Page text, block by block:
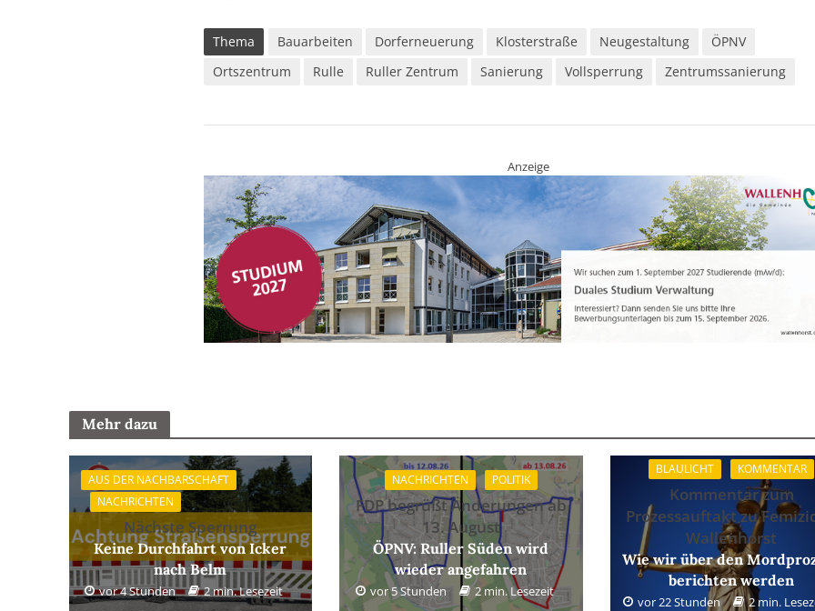
Thema Bauarbeiten Dorferneuerung Klosterstraße Neugestaltung
ÖPNV
Ortszentrum
Rulle Ruller Zentrum Sanierung Vollsperrung Zentrumssanierung
Anzeige
Mehr dazu
AUS DER NACHBARSCHAFT
NACHRICHTEN
Nächste Sperrung
Keine Durchfahrt von Icker
nach Belm
vor 4 Stunden 2 min. Lesezeit
NACHRICHTEN POLITIK
FDP begrüßt Änderungen ab
13. August
ÖPNV: Ruller Süden wird
wieder angefahren
vor 5 Stunden 2 min. Lesezeit
BLAULICHT KOMMENTAR
Kommentar zum
Prozessauftakt zu
Wallenhorst
Wie wir über den
berichten werden
vor 22 Stunden 2 min.